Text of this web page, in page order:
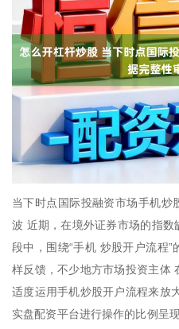
当下时点国际投融资市场手机炒
波 近期，在境外证券市场的指
段中，围绕“手机 炒股开户流程
样反馈，不少地方市场投资主体
适度运用手机炒股开户流程来放
实盘配资平台进行操作的比例呈